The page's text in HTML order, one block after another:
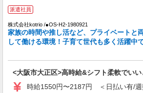
派遣社員
株式会社kotrio /●OS-H2-2010086
大正駅＊少人数グルホ
時給1550円〜2187円
通費全支給(ガソリン代含
派遣社員
株式会社kotrio /●OS-H2-1980921
家族の時間や推し活など、プライベートと
して働ける環境！子育て世代も多く活躍中
<大阪市大正区>高時給&シフト柔軟でい
時給1550円〜2187円 ＜日払い有/